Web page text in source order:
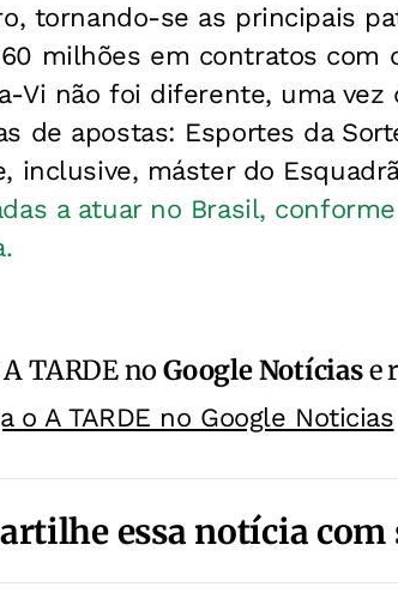
tornando-se as principais
milhões em contratos com
Vi não foi diferente, uma
de apostas: Esportes da
inclusive, máster do
a atuar no Brasil,
A TARDE noGoogle Notíciase
o A TARDE no Google Noticias
essa notícia com